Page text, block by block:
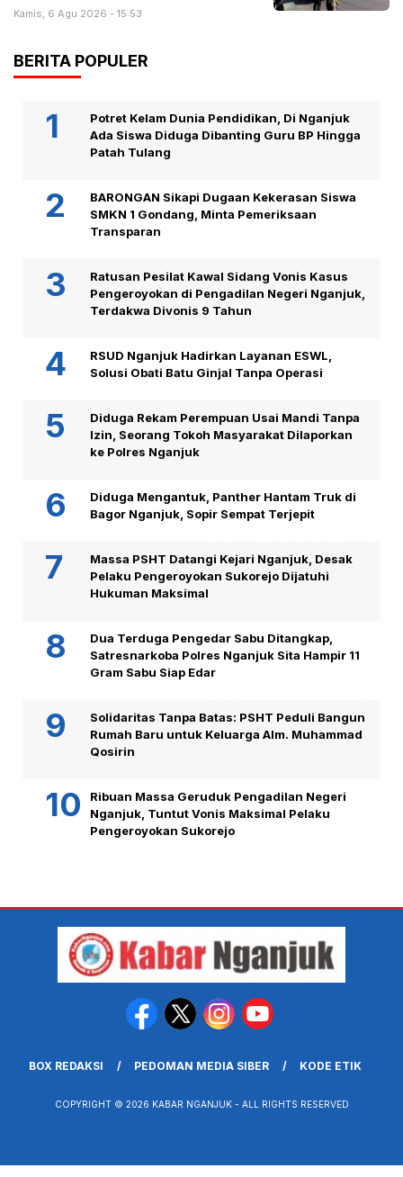
Kamis, 6 Agu 2026 - 15:53
BERITA POPULER
Potret Kelam Dunia Pendidikan, Di Nganjuk
Ada Siswa Diduga Dibanting Guru BP Hingga
Patah Tulang
BARONGAN Sikapi Dugaan Kekerasan Siswa
SMKN 1 Gondang, Minta Pemeriksaan
Transparan
Ratusan Pesilat Kawal Sidang Vonis Kasus
Pengeroyokan di Pengadilan Negeri Nganjuk,
Terdakwa Divonis 9 Tahun
RSUD Nganjuk Hadirkan Layanan ESWL,
Solusi Obati Batu Ginjal Tanpa Operasi
Diduga Rekam Perempuan Usai Mandi Tanpa
Izin, Seorang Tokoh Masyarakat Dilaporkan
ke Polres Nganjuk
Diduga Mengantuk, Panther Hantam Truk di
Bagor Nganjuk, Sopir Sempat Terjepit
Massa PSHT Datangi Kejari Nganjuk, Desak
Pelaku Pengeroyokan Sukorejo Dijatuhi
Hukuman Maksimal
Dua Terduga Pengedar Sabu Ditangkap,
Satresnarkoba Polres Nganjuk Sita Hampir 11
Gram Sabu Siap Edar
Solidaritas Tanpa Batas: PSHT Peduli Bangun
Rumah Baru untuk Keluarga Alm. Muhammad
Qosirin
Ribuan Massa Geruduk Pengadilan Negeri
Nganjuk, Tuntut Vonis Maksimal Pelaku
Pengeroyokan Sukorejo
BOX REDAKSI PEDOMAN MEDIA SIBER KODE ETIK
COPYRIGHT © 2026 KABAR NGANJUK - ALL RIGHTS RESERVED